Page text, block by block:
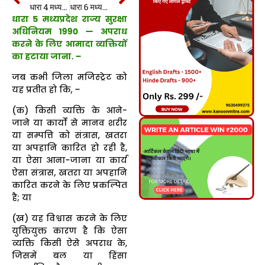
धारा 4 मध्यप्रदेश राज्य सुरक्षा अधिनियम 1990 धारा 6 मध्यप्रदेश राज्य सुरक्षा अधिनियम 1990
धारा 5 मध्यप्रदेश राज्य सुरक्षा
अधिनियम 1990 — अपराध
करने के लिए आमादा व्यक्तियों
का हटाया जाना. –
जब कभी जिला मजिस्ट्रेट को
यह प्रतीत हो कि, –
(क) किसी व्यक्ति के आने-
जाने या कार्यों से मानव शरीर
या सम्पत्ति को संत्रास, खतरा
या अपहानि कारित हो रही है,
या ऐसा आना-जाना या कार्य
ऐसा संत्रास, खतरा या अपहानि
कारित करने के लिए प्रकल्पित
है; या
(ख) यह विश्वास करने के लिए
युक्तियुक्त कारण है कि ऐसा
व्यक्ति किसी ऐसे अपराध के,
जिसमें बल या हिंसा